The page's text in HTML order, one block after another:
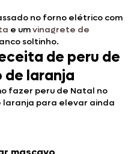
no forno elétrico com
e umvinagrete de
soltinho.
de peru de
de laranja
fazer peru de Natal no
laranja para elevar ainda